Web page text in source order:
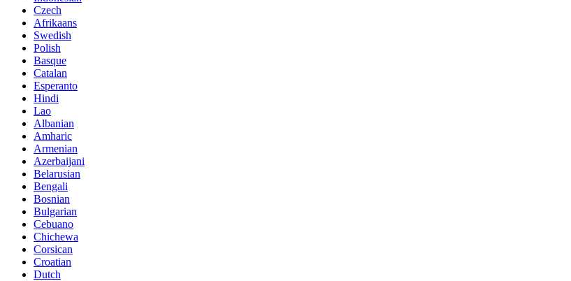
Czech
Afrikaans
Swedish
Polish
Basque
Catalan
Esperanto
Hindi
Lao
Albanian
Amharic
Armenian
Azerbaijani
Belarusian
Bengali
Bosnian
Bulgarian
Cebuano
Chichewa
Corsican
Croatian
Dutch